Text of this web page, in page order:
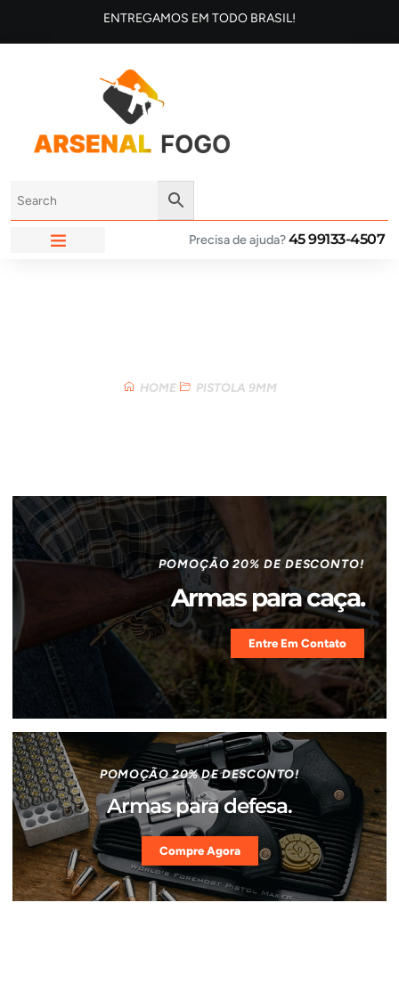
ENTREGAMOS EM TODO BRASIL!
Precisa de ajuda?45 99133-4507
HOME PISTOLA 9MM
POMOÇÃO 20% DE DESCONTO!
Armas para caça.
Entre Em Contato
POMOÇÃO 20% DE DESCONTO!
Armas para defesa.
Compre Agora